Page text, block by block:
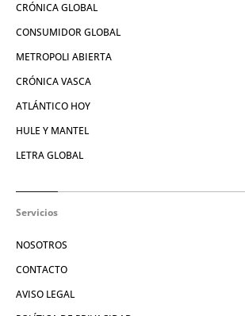
CRÓNICA GLOBAL
CONSUMIDOR GLOBAL
METROPOLI ABIERTA
CRÓNICA VASCA
ATLÁNTICO HOY
HULE Y MANTEL
LETRA GLOBAL
Servicios
NOSOTROS
CONTACTO
AVISO LEGAL